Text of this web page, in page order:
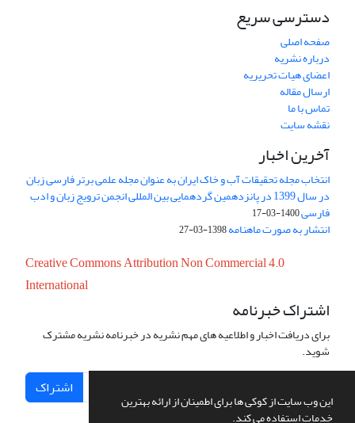
این وب سایت از کوکی ها برای اطمینان از ارائه بهترین
خدمات استفاده می کند.
دسترسی سریع
صفحه اصلی
درباره نشریه
اعضای هیات تحریریه
ارسال مقاله
تماس با ما
نقشه سایت
آخرین اخبار
انتخاب مجله تحقیقات آب و خاک ایران به عنوان مجله علمی برتر فارسی زبان
در سال 1399 در پانزدهمین گردهمایی بین المللی انجمن ترویج زبان و ادب
فارسی1400-03-17
انتشار به صورت ماهنامه1398-03-27
Creative Commons Attribution Non Commercial 4.0
International
اشتراک خبرنامه
برای دریافت اخبار و اطلاعیه های مهم نشریه در خبرنامه نشریه مشترک
شوید.
اشتراک